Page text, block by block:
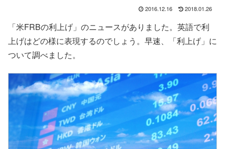
2016.12.16 2018.01.26
「米FRBの利上げ」のニュースがありました。英語で利
上げはどの様に表現するのでしょう。早速、「利上げ」に
ついて調べました。